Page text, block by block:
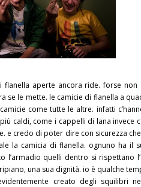
aperte ancora ride. forse non
se le mette. le camicie di flanella a
come tutte le altre. infatti
caldi, come i cappelli di lana invece
e credo di poter dire con sicurezza
la camicia di flanella. ognuno ha il
quelli dentro si rispettano
una sua dignità. io è qualche
creato degli squilibri